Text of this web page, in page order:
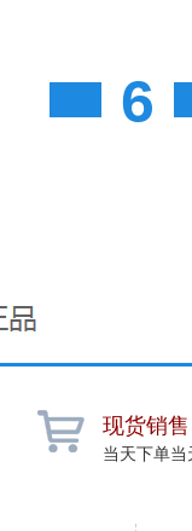
6
现货销售
当天下单